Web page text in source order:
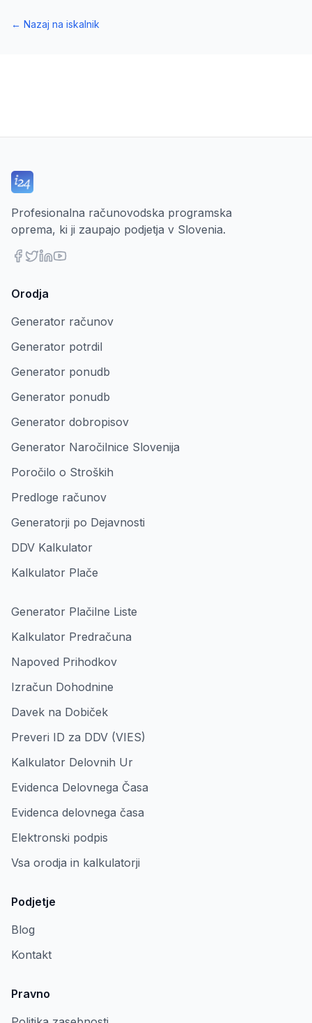
← Nazaj na iskalnik
Profesionalna računovodska programska
oprema, ki ji zaupajo podjetja v Slovenia.
Orodja
Generator računov
Generator potrdil
Generator ponudb
Generator ponudb
Generator dobropisov
Generator Naročilnice Slovenija
Poročilo o Stroških
Predloge računov
Generatorji po Dejavnosti
DDV Kalkulator
Kalkulator Plače
Generator Plačilne Liste
Kalkulator Predračuna
Napoved Prihodkov
Izračun Dohodnine
Davek na Dobiček
Preveri ID za DDV (VIES)
Kalkulator Delovnih Ur
Evidenca Delovnega Časa
Evidenca delovnega časa
Elektronski podpis
Vsa orodja in kalkulatorji
Podjetje
Blog
Kontakt
Pravno